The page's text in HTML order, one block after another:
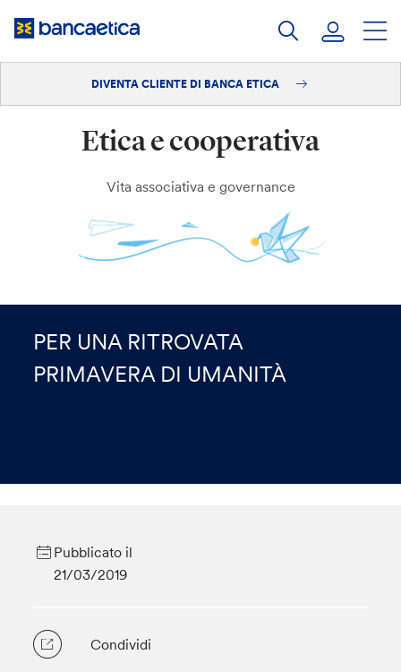
Diventa cliente
DIVENTA CLIENTE DI BANCA ETICA
Etica e cooperativa
Vita associativa e governance
PER UNA RITROVATA
PRIMAVERA DI UMANITÀ
Pubblicato il
21/03/2019
Condividi